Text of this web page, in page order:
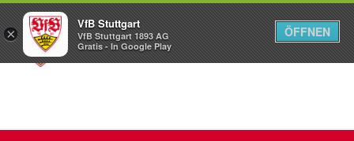
Menü
×
VfB Stuttgart
VfB Stuttgart 1893 AG
Gratis - In Google Play
ÖFFNEN